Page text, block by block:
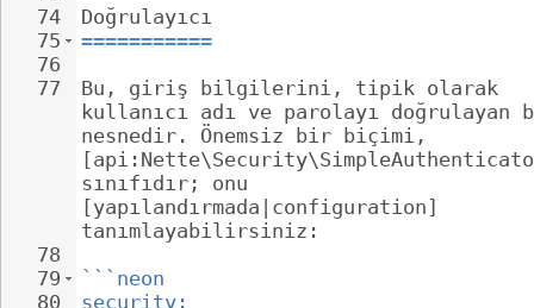
74
75
76
77
78
79
80
Doğrulayıcı
===========
Bu, giriş bilgilerini, tipik olarak
kullanıcı adı ve parolayı
nesnedir. Önemsiz bir biçimi,
sınıfıdır; onu
[yapılandırmada|configuration]
tanımlayabilirsiniz:
```neon
security: